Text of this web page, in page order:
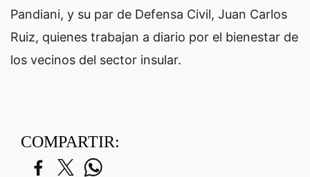
Pandiani, y su par de Defensa Civil, Juan Carlos
Ruiz, quienes trabajan a diario por el bienestar de
los vecinos del sector insular.
COMPARTIR: